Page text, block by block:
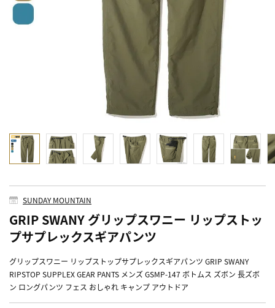
SUNDAY MOUNTAIN
GRIP SWANY グリップスワニー リップストッ
プサプレックスギアパンツ
グリップスワニー リップストップサプレックスギアパンツ GRIP SWANY
RIPSTOP SUPPLEX GEAR PANTS メンズ GSMP-147 ボトムス ズボン 長ズボ
ン ロングパンツ フェス おしゃれ キャンプ アウトドア